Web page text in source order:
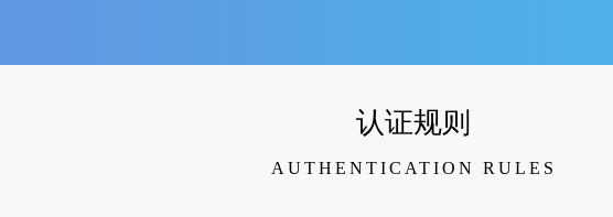
认证规则
AUTHENTICATION RULES